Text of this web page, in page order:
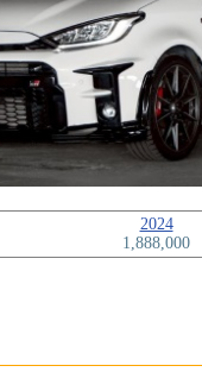
2024
1,888,000